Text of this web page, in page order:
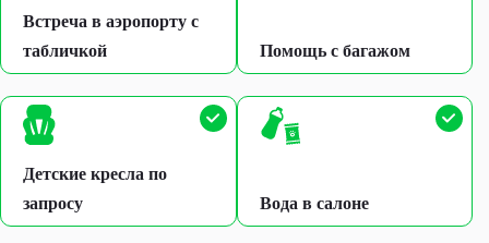
Встреча в аэропорту с
табличкой
Помощь с багажом
Детские кресла по
запросу
Вода в салоне